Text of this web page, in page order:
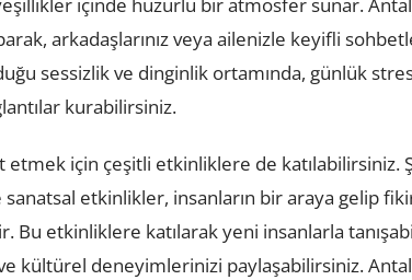
arkadaşlarınız veya ailenizle keyifli
sessizlik ve dinginlik ortamında, günlük
kurabilirsiniz.
etmek için çeşitli etkinliklere de katılabilirsiniz.
etkinlikler, insanların bir araya gelip
Bu etkinliklere katılarak yeni insanlarla
kültürel deneyimlerinizi paylaşabilirsiniz.